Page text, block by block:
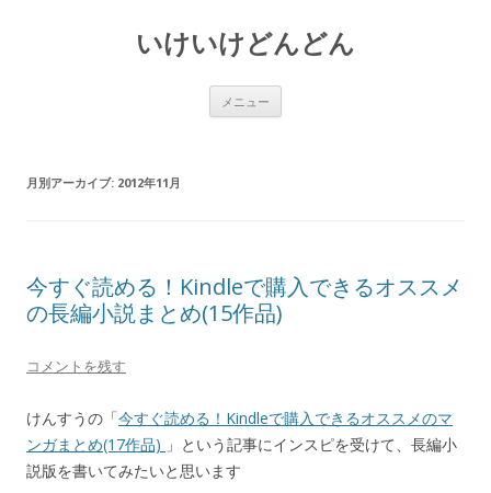
いけいけどんどん
メニュー
月別アーカイブ: 2012年11月
今すぐ読める！Kindleで購入できるオススメ
の長編小説まとめ(15作品)
コメントを残す
けんすうの「今すぐ読める！Kindleで購入できるオススメのマ
ンガまとめ(17作品) 」という記事にインスピを受けて、長編小
説版を書いてみたいと思います